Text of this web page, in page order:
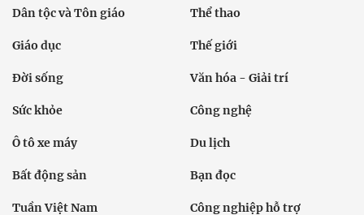
Dân tộc và Tôn giáo Thể thao
Giáo dục Thế giới
Đời sống Văn hóa - Giải trí
Sức khỏe Công nghệ
Ô tô xe máy Du lịch
Bất động sản Bạn đọc
Tuần Việt Nam Công nghiệp hỗ trợ